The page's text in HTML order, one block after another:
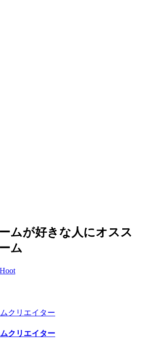
ムが好きな人にオスス
ム
クリエイター
クリエイター